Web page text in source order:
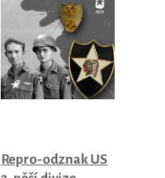
Repro-odznak US